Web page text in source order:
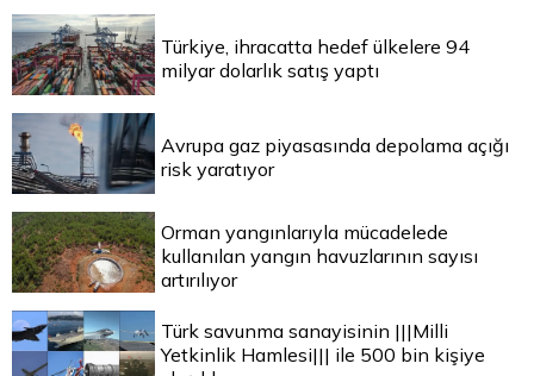
Türkiye, ihracatta hedef ülkelere 94
milyar dolarlık satış yaptı
Avrupa gaz piyasasında depolama açığı
risk yaratıyor
Orman yangınlarıyla mücadelede
kullanılan yangın havuzlarının sayısı
artırılıyor
Türk savunma sanayisinin |||Milli
Yetkinlik Hamlesi||| ile 500 bin kişiye